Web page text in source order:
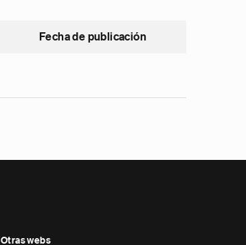
Fecha de publicación
Otras webs